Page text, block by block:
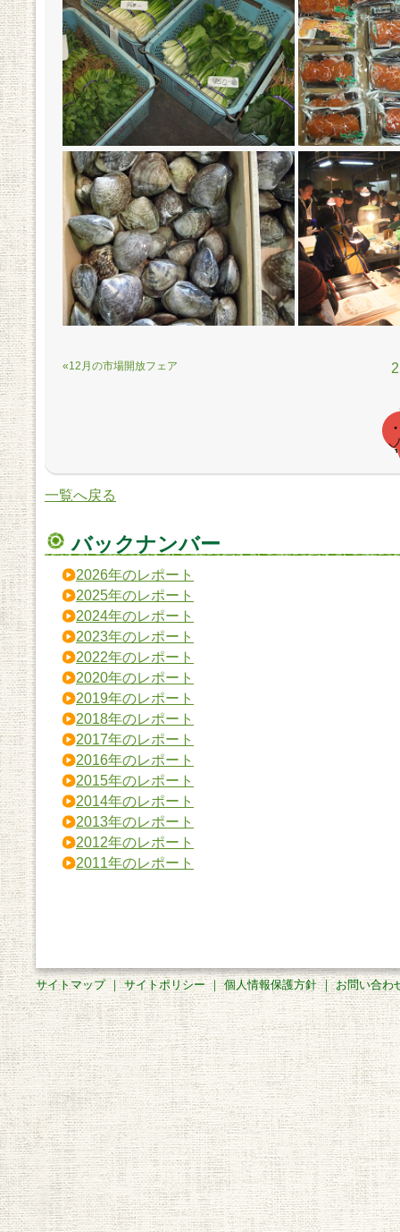
«12月の市場開放フェア
一覧へ戻る
バックナンバー
2026年のレポート
2025年のレポート
2024年のレポート
2023年のレポート
2022年のレポート
2020年のレポート
2019年のレポート
2018年のレポート
2017年のレポート
2016年のレポート
2015年のレポート
2014年のレポート
2013年のレポート
2012年のレポート
2011年のレポート
サイトマップ｜サイトポリシー｜個人情報保護方針｜お問い合わ